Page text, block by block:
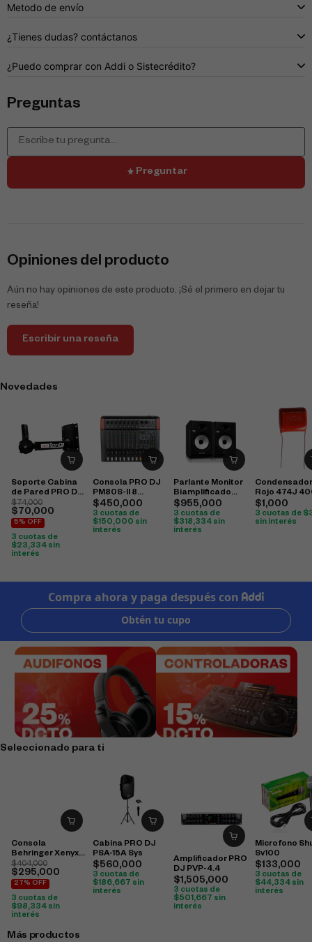
Metodo de envío
¿Tienes dudas? contáctanos
¿Puedo comprar con Addi o Sistecrédito?
Preguntas
Preguntar
Opiniones del producto
Aún no hay opiniones de este producto. ¡Sé el primero en dejar tu
reseña!
Escribir una reseña
Novedades
Soporte Cabina
de Pared PRO DJ
SP35H
$74,000
$ 70,000
5% OFF
3 cuotas de
$23,334 sin
interés
Consola PRO DJ
PM80S-II 8
Canales Análoga
Bluetooth / USB
$450,000
3 cuotas de
$150,000 sin
interés
Parlante Monitor
Biamplificado
Behringer K8
$955,000
3 cuotas de
$318,334 sin
interés
Condensador
Rojo 474J
Cbb22
$1,000
3 cuotas de $
sin interés
Seleccionado para ti
Consola
Behringer Xenyx
502S
$404,000
$295,000
27% OFF
3 cuotas de
$98,334 sin
interés
Cabina PRO DJ
PSA-15A Sys
$560,000
3 cuotas de
$186,667 sin
interés
Amplificador PRO
DJ PVP-4.4
$1,505,000
3 cuotas de
$501,667 sin
interés
Microfono
Sv100
$133,000
3 cuotas de
$44,334sin
interés
Más productos